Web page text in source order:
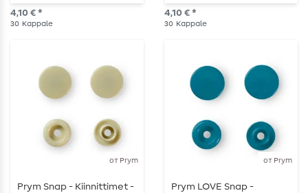
vaaleansininen - 30 kpl -
30 kappaletta
4,10 € *
30 Kappale
kpl
4,10 € *
30 Kappale
от Prym
Prym Snap - Kiinnittimet -
от Prym
Prym LOVE Snap -